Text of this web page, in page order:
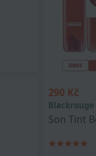
290 Kč
Blackrouge
Son Tint